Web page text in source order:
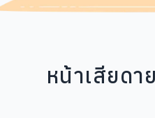
หน้าเสียด